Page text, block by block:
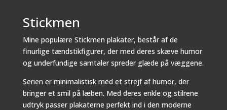
Stickmen
Mine populære Stickmen plakater, består af de
finurlige tændstikfigurer, der med deres skæve humor
og underfundige samtaler spreder glæde på væggene.
Serien er minimalistisk med et strejf af humor, der
bringer et smil på læben. Med deres enkle og stilrene
udtryk passer plakaterne perfekt ind i den moderne